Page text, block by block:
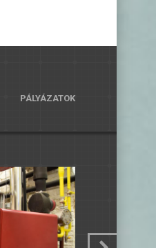
PÁLYÁZATOK